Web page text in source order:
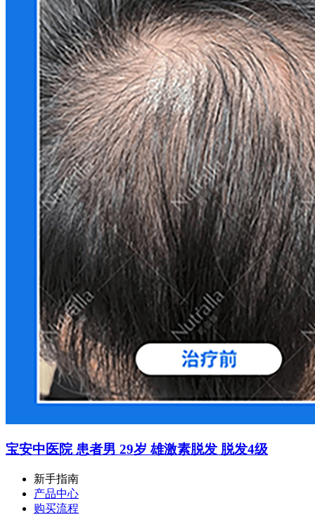
宝安中医院 患者男 29岁 雄激素脱发 脱发4级
新手指南
产品中心
购买流程